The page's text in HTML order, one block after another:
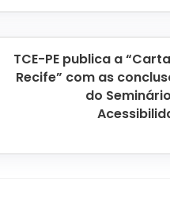
TCE-PE publica a
Recife” com as
do